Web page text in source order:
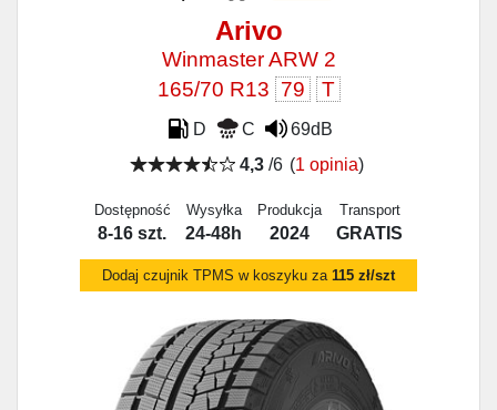
Arivo
Winmaster ARW 2
165/70 R13 79 T
D C
69dB
4,3/6 (1 opinia)
Dostępność
8-16 szt.
Wysyłka
24-48h
Produkcja
2024
Transport
GRATIS
Dodaj czujnik TPMS w koszyku za 115 zł/szt